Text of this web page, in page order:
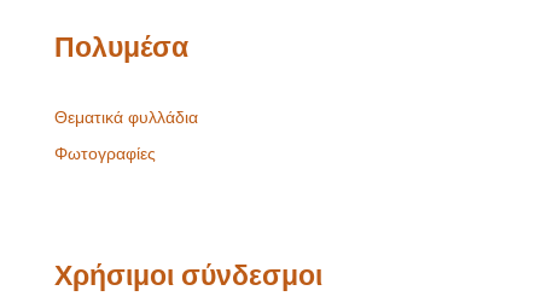
Πολυμέσα
Θεματικά φυλλάδια
Φωτογραφίες
Χρήσιμοι σύνδεσμοι